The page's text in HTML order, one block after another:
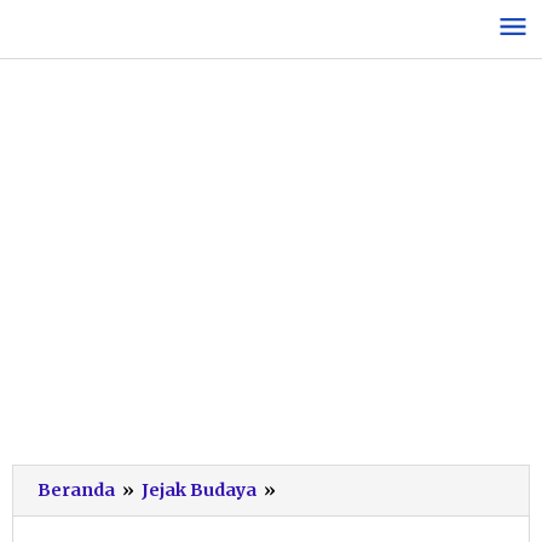
konten
Beranda » Jejak Budaya »
Hasil